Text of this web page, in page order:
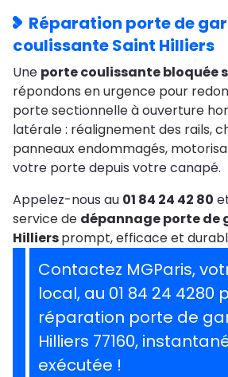
Réparation porte de
coulissante Saint Hilliers
Une porte coulissante bloquée
répondons en urgence pour
porte sectionnelle à ouverture
latérale : réalignement des rails,
panneaux endommagés,
votre porte depuis votre canapé.
Appelez-nous au 01 84 24 42 80
service de dépannage porte de
Hilliersprompt, efficace et
Contactez MGParis,
local, au 01 84 24 4280
réparation porte de
Hilliers 77160,
exécutée !